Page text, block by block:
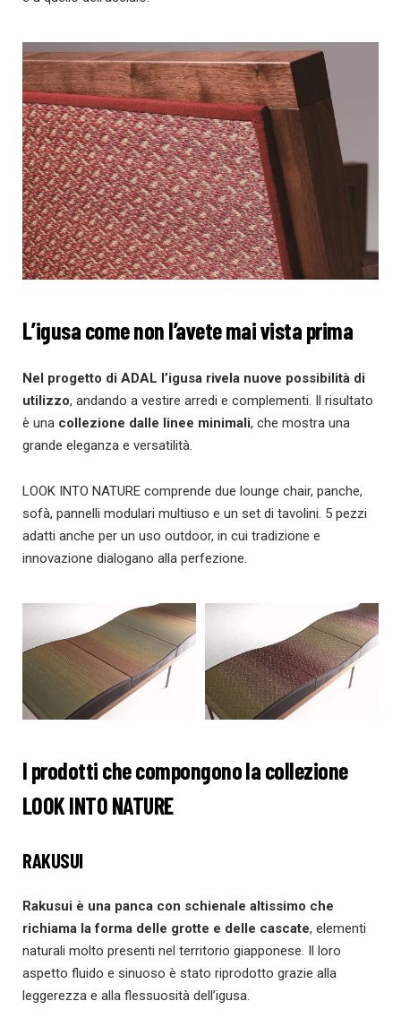
L’igusa come non l’avete mai vista prima
Nel progetto di ADAL l’igusa rivela nuove possibilità di
utilizzo, andando a vestire arredi e complementi. Il risultato
è una collezione dalle linee minimali, che mostra una
grande eleganza e versatilità.
LOOK INTO NATURE comprende due lounge chair, panche,
sofà, pannelli modulari multiuso e un set di tavolini. 5 pezzi
adatti anche per un uso outdoor, in cui tradizione e
innovazione dialogano alla perfezione.
I prodotti che compongono la collezione
LOOK INTO NATURE
RAKUSUI
Rakusui è una panca con schienale altissimo che
richiama la forma delle grotte e delle cascate, elementi
naturali molto presenti nel territorio giapponese. Il loro
aspetto fluido e sinuoso è stato riprodotto grazie alla
leggerezza e alla flessuosità dell’igusa.